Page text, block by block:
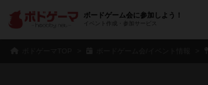
ボードゲーム会に参加しよう！
イベント作成・参加サービス